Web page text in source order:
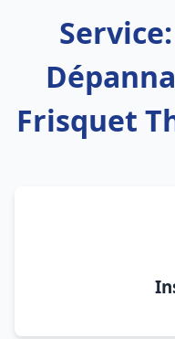
Frisquet